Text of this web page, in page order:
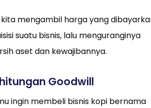
mengambil harga yang
suatu bisnis, lalu menguranginya
aset dan kewajibannya.
Goodwill
ingin membeli bisnis kopi bernama